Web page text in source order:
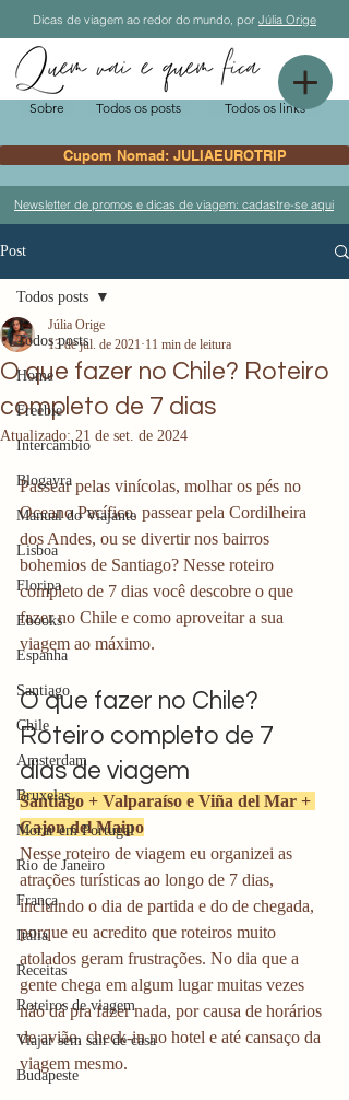
Sobre Todos os posts Todos os links
Cupom Nomad: JULIAEUROTRIP
Dicas de viagem ao redor do mundo, por Júlia Orige
Newsletter de promos e dicas de viagem: cadastre-se aqui
Post
Todos posts
Home
Freebie
Intercâmbio
Blogayra
Manual do Viajante
Lisboa
Floripa
Ebooks
Espanha
Santiago
Chile
Amsterdam
Bruxelas
Morar em Portugal
Rio de Janeiro
França
Itália
Receitas
Roteiros de viagem
Viajar sem sair de casa
Budapeste
Todos posts
O que fazer no Chile? Roteiro
completo de 7 dias
Júlia Orige
13 de jul. de 2021 11 min de leitura
Atualizado:21 de set. de 2024
Passear pelas vinícolas, molhar os pés no
Oceano Pacífico, passear pela Cordilheira
dos Andes, ou se divertir nos bairros
bohemios de Santiago? Nesse roteiro
completo de 7 dias você descobre o que
fazer no Chile e como aproveitar a sua
viagem ao máximo.
O que fazer no Chile?
Roteiro completo de 7
dias de viagem
Santiago + Valparaíso e Viña del Mar +
Cajon del Maipo
Nesse roteiro de viagem eu organizei as
atrações turísticas ao longo de 7 dias,
incluindo o dia de partida e do de chegada,
porque eu acredito que roteiros muito
atolados geram frustrações. No dia que a
gente chega em algum lugar muitas vezes
não dá pra fazer nada, por causa de horários
de avião, check-in no hotel e até cansaço da
viagem mesmo.